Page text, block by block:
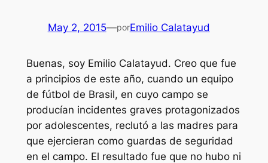
May 2, 2015—porEmilio Calatayud
Buenas, soy Emilio Calatayud. Creo que fue
a principios de este año, cuando un equipo
de fútbol de Brasil, en cuyo campo se
producían incidentes graves protagonizados
por adolescentes, reclutó a las madres para
que ejercieran como guardas de seguridad
en el campo. El resultado fue que no hubo ni